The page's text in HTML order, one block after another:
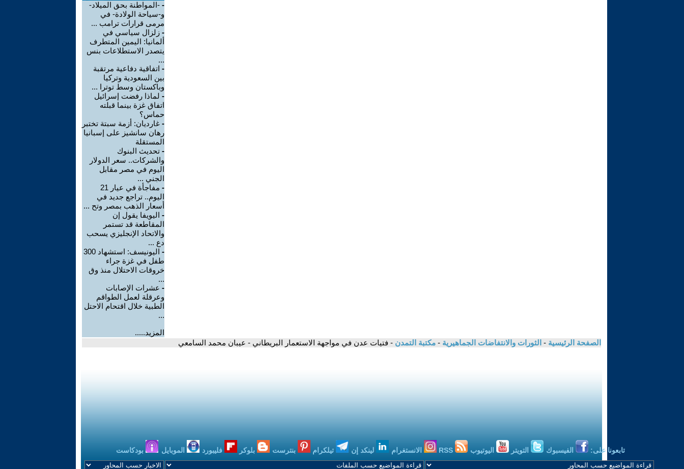
- -المواطنة بحق الميلاد-
و-سياحة الولادة- في
مرمى قرارات ترامب ...
- زلزال سياسي في
ألمانيا: اليمين المتطرف
يتصدر الاستطلاعات بنس
...
- اتفاقية دفاعية مرتقبة
بين السعودية وتركيا
وباكستان وسط توترا ...
- لماذا رفضت إسرائيل
اتفاق غزة بينما قبلته
حماس؟
- غارديان: أزمة سبتة تختبر
رهان سانشيز على إسبانيا
المستقلة
- تحديث البنوك
والشركات.. سعر الدولار
اليوم في مصر مقابل
الجني ...
-
مفاجأة في عيار 21
اليوم.. تراجع جديد في
أسعار الذهب بمصر وتح ...
- اليويفا يقول إن
المقاطعة قد تستمر
والاتحاد الإنجليزي يسحب
دع ...
-
اليونيسف: استشهاد 300
طفل في غزة جراء
خروقات الاحتلال منذ وق
...
- عشرات الإصابات
وعرقلة لعمل الطواقم
الطبية خلال اقتحام الاحتل
...
المزيد.....
الصفحة الرئيسية - الثورات والانتفاضات الجماهيرية - مكتبة التمدن - فتيات عدن في مواجهة الاستعمار البريطاني - عيبان محمد السامعي
تابعونا على: الفيسبوك التويتر اليوتيوب الانستغرام لينكد إن تيلكرام بنترست بلوكر فليبورد الموبايل بودكاست